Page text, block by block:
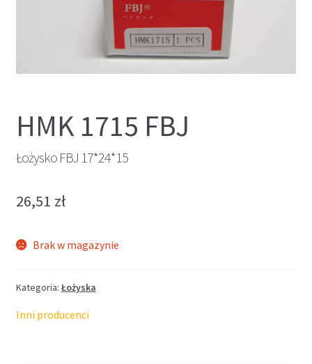
HMK 1715 FBJ
Łożysko FBJ 17*24*15
26,51 zł
Brak w magazynie
Kategoria: Łożyska
Inni producenci